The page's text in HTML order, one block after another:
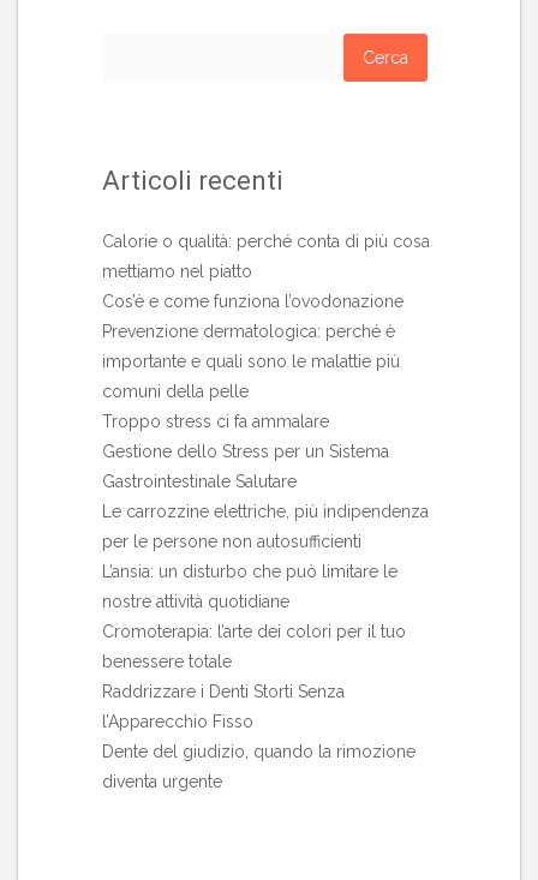
Articoli recenti
Calorie o qualità: perché conta di più cosa
mettiamo nel piatto
Cos’è e come funziona l’ovodonazione
Prevenzione dermatologica: perché è
importante e quali sono le malattie più
comuni della pelle
Troppo stress ci fa ammalare
Gestione dello Stress per un Sistema
Gastrointestinale Salutare
Le carrozzine elettriche, più indipendenza
per le persone non autosufficienti
L’ansia: un disturbo che può limitare le
nostre attività quotidiane
Cromoterapia: l’arte dei colori per il tuo
benessere totale
Raddrizzare i Denti Storti Senza
l’Apparecchio Fisso
Dente del giudizio, quando la rimozione
diventa urgente